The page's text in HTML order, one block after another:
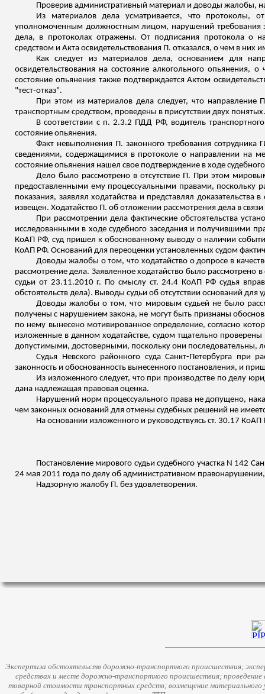
Проверив административный материал и доводы жалобы,
Из материалов дела усматривается, что протоколы,
уполномоченным должностным лицом, нарушений требования
дела, в протоколах отражены. От подписания протокола о
средством и Акта освидетельствования П. отказался, о чем в них
Как следует из материалов дела, основанием для
освидетельствования на состояние алкогольного опьянения,
состояние опьянения также подтверждается Актом
"тест-отказ".
При этом из материалов дела следует, что направление
транспортным средством, проведены в присутствии двух понятых.
В соответствии с п. 2.3.2 ПДД РФ, водитель
состояние опьянения.
Факт невыполнения П. законного требования сотрудника
сведениями, содержащимися в протоколе о направлении на
состояние опьянения нашел свое подтверждение в ходе
Дело было рассмотрено в отсутствие П. При этом
предоставленными ему процессуальными правами, поскольку
показания, заявлял ходатайства и представлял
извещен. Ходатайство П. об отложении рассмотрения дела в
При рассмотрении дела фактические обстоятельства
исследованными в ходе судебного заседания и получившими
КоАП РФ, суд пришел к обоснованному выводу о наличии
КоАП РФ. Оснований для переоценки установленных судом
Доводы жалобы о том, что ходатайство о допросе в
рассмотрение дела. Заявленное ходатайство было
судьи от 23.11.2010 г. По смыслу ст. 24.4 КоАП РФ судья
обстоятельств дела). Выводы судьи об отсутствии оснований
Доводы жалобы о том, что мировым судьей не было
получены с нарушением закона, не могут быть признаны
по нему вынесено мотивированное определение, согласно
изложенные в данном ходатайстве, судом тщательно
допустимыми, достоверными, поскольку они последовательны,
Судья Невского районного суда Санкт-Петербурга
законность и обоснованность вынесенного постановления, и
Из изложенного следует, что при производстве по делу
дана надлежащая правовая оценка.
Нарушений норм процессуального права не допущено,
чем законных оснований для отмены судебных решений не
На основании изложенного и руководствуясь ст. 30.17 КоАП
Постановление мирового судьи судебного участка N 142
24 мая 2011 года по делу об административном
Надзорную жалобу П. без удовлетворения.
Экспертиза обстоятельств дорожно-транспортного происшествия;
средствах и месте дорожно-транспортного происшествия;
товарной стоимости транспортных средств; возмещение